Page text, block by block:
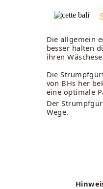
Die allgemein
besser halten
ihren
Die
von BHs her
eine optimale
Der
Wege.